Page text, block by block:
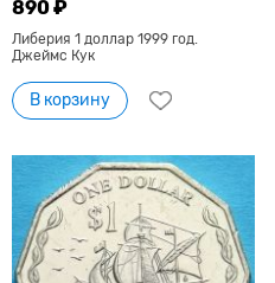
890 ₽
Либерия 1 доллар 1999 год.
Джеймс Кук
В корзину